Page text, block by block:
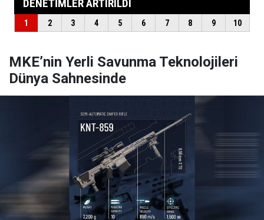
MKE’nin Yerli Savunma Teknolojileri
Dünya Sahnesinde